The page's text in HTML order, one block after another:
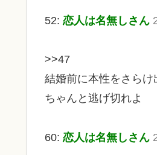
52: 恋人は名無しさん
>>47
結婚前に本性をさら
ちゃんと逃げ切れよ
60: 恋人は名無しさん